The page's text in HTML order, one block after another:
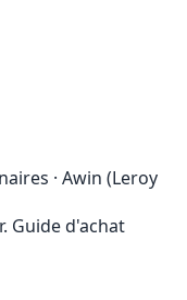
· Awin (Leroy
Guide d'achat